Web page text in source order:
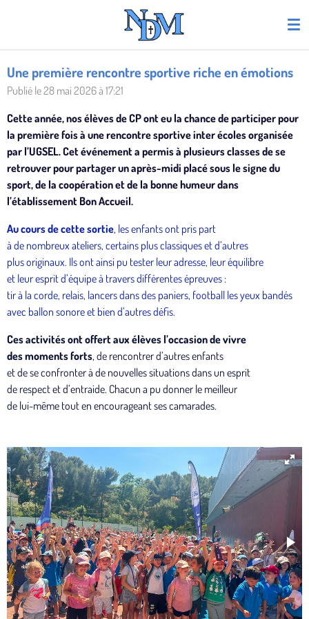
Une première rencontre sportive riche en émotions
Publié le 28 mai 2026 à 17:21
Cette année, nos élèves de CP ont eu la chance de participer pour
la première fois à une rencontre sportive inter écoles organisée
par l’UGSEL. Cet événement a permis à plusieurs classes de se
retrouver pour partager un après-midi placé sous le signe du
sport, de la coopération et de la bonne humeur dans
l’établissement Bon Accueil.
Au cours de cette sortie, les enfants ont pris part
à de nombreux ateliers, certains plus classiques et d’autres
plus originaux. Ils ont ainsi pu tester leur adresse, leur équilibre
et leur esprit d’équipe à travers différentes épreuves :
tir à la corde, relais, lancers dans des paniers, football les yeux bandés
avec ballon sonore et bien d’autres défis.
Ces activités ont offert aux élèves l’occasion de vivre
des moments forts, de rencontrer d’autres enfants
et de se confronter à de nouvelles situations dans un esprit
de respect et d’entraide. Chacun a pu donner le meilleur
de lui-même tout en encourageant ses camarades.